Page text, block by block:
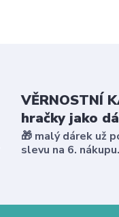
VĚRNOSTNÍ
hračky jako
🎁 malý dárek už
slevu na 6. nákupu.